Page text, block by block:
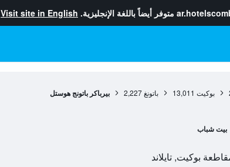
متوفر أيضاً باللغة الإنجليزية. Visit site in English
بوكيت 13,011 باتونغ 2,227 بيرباكر باتونج هوستل
بيت شباب